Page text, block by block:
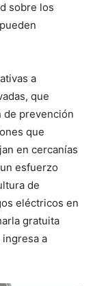
sobre los
a
que
de prevención
que
en cercanías
esfuerzo
de
eléctricos en
gratuita
a